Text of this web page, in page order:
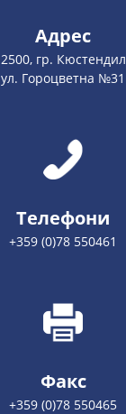
Адрес
2500, гр. Кюстендил
ул. Гороцветна №31
Телефони
+359 (0)78 550461
Факс
+359 (0)78 550465